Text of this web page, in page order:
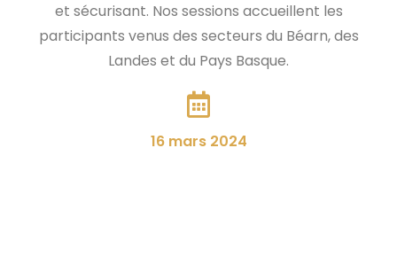
et sécurisant. Nos sessions accueillent les
participants venus des secteurs du Béarn, des
Landes et du Pays Basque.
16 mars 2024